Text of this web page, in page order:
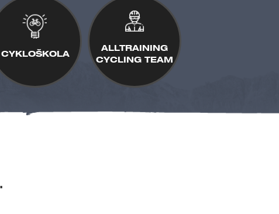
CYKLOŠKOLA
ALLTRAINING
CYCLING TEAM